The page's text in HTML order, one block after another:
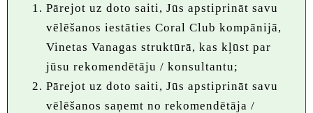
Pārejot uz doto saiti, Jūs apstiprināt savu
vēlēšanos iestāties Coral Club kompānijā,
Vinetas Vanagas struktūrā, kas kļūst par
jūsu rekomendētāju / konsultantu;
Pārejot uz doto saiti, Jūs apstiprināt savu
vēlēšanos saņemt no rekomendētāja /